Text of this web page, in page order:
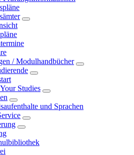
/ Modulhandbücher
Studies
und Sprachen